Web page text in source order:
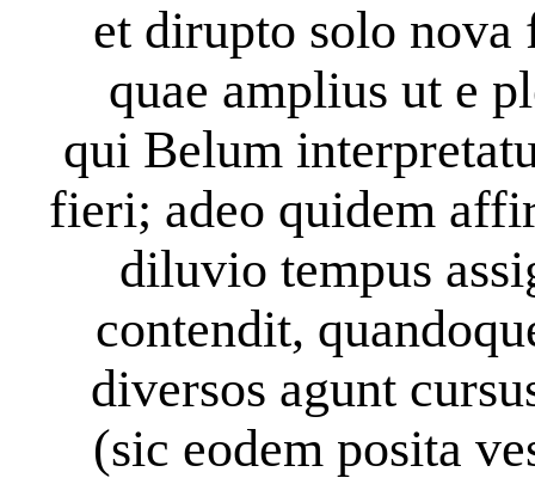
et dirupto solo nova
quae amplius ut e
qui Belum
fieri; adeo quidem
diluvio tempus
contendit,
diversos agunt
(sic eodem posita